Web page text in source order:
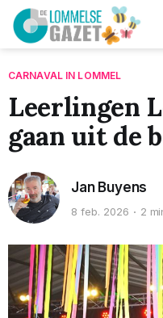
CARNAVAL IN LOMMEL
Leerlingen
gaan uit de
Jan Buyens
8 feb. 2026 2